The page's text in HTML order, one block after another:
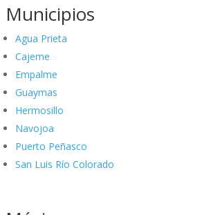
Municipios
Agua Prieta
Cajeme
Empalme
Guaymas
Hermosillo
Navojoa
Puerto Peñasco
San Luis Río Colorado